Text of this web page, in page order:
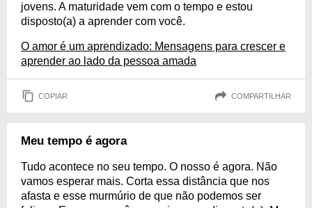
jovens. A maturidade vem com o tempo e estou
disposto(a) a aprender com você.
O amor é um aprendizado: Mensagens para crescer e
aprender ao lado da pessoa amada
COPIAR COMPARTILHAR
Meu tempo é agora
Tudo acontece no seu tempo. O nosso é agora. Não
vamos esperar mais. Corta essa distância que nos
afasta e esse murmúrio de que não podemos ser